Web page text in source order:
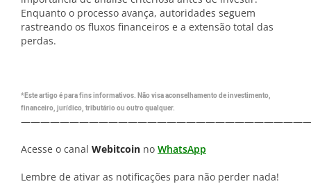
Enquanto o processo avança, autoridades seguem
rastreando os fluxos financeiros e a extensão total das
perdas.
*Este artigo é para fins informativos. Não visa aconselhamento de investimento,
financeiro, jurídico, tributário ou outro qualquer.
Acesse o canal Webitcoin no WhatsApp
Lembre de ativar as notificações para não perder nada!